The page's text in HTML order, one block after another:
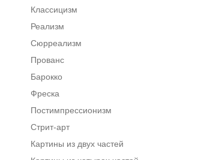
Классицизм
Реализм
Сюрреализм
Прованс
Барокко
Фреска
Постимпрессионизм
Стрит-арт
Картины из двух частей